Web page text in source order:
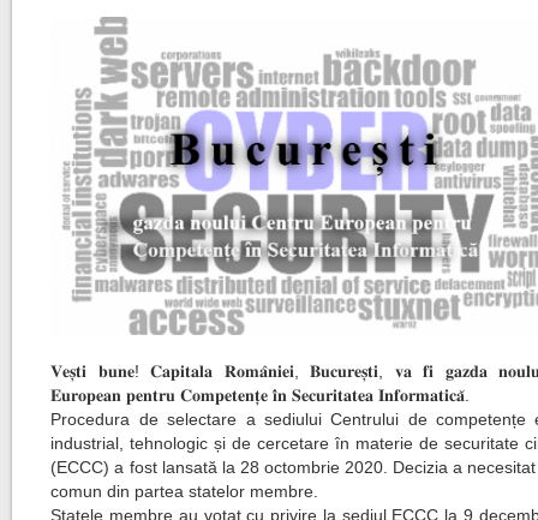
𝐕𝐞𝐬̦𝐭𝐢 𝐛𝐮𝐧𝐞! 𝐂𝐚𝐩𝐢𝐭𝐚𝐥𝐚 𝐑𝐨𝐦𝐚̂𝐧𝐢𝐞𝐢, 𝐁𝐮𝐜𝐮𝐫𝐞𝐬̦𝐭𝐢, 𝐯𝐚 𝐟𝐢 𝐠𝐚𝐳𝐝𝐚
𝐄𝐮𝐫𝐨𝐩𝐞𝐚𝐧 𝐩𝐞𝐧𝐭𝐫𝐮 𝐂𝐨𝐦𝐩𝐞𝐭𝐞𝐧𝐭̦𝐞 𝐢̂𝐧 𝐒𝐞𝐜𝐮𝐫𝐢𝐭𝐚𝐭𝐞𝐚 𝐈𝐧𝐟𝐨𝐫𝐦𝐚𝐭𝐢𝐜𝐚̆.
Procedura de selectare a sediului Centrului de competențe
industrial, tehnologic și de cercetare în materie de securitate
(ECCC) a fost lansată la 28 octombrie 2020. Decizia a
comun din partea statelor membre.
Statele membre au votat cu privire la sediul ECCC la 9